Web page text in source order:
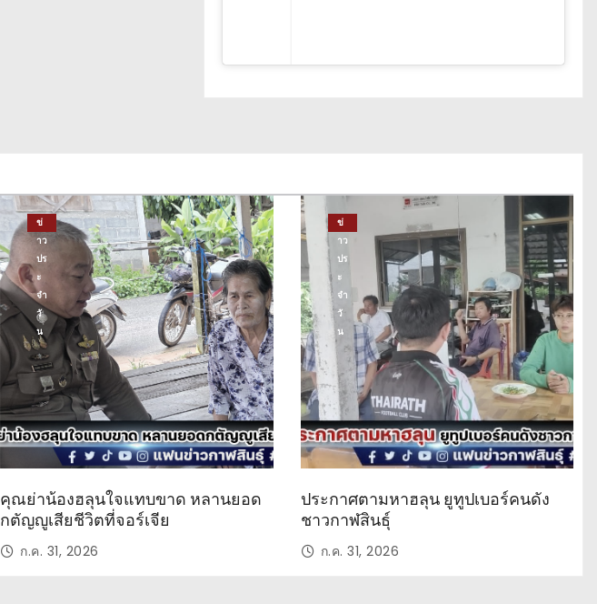
ข่
าว
ปร
ะ
จำ
วั
น
กตัญญูเสียชีวิตที่จอร์เจีย
ข่
าว
ปร
ะ
จำ
น
ชาวกาฬสินธุ์